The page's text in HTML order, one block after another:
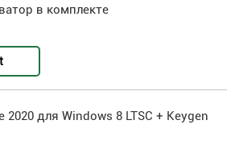
в комплекте
2020 для Windows 8 LTSC + Keygen